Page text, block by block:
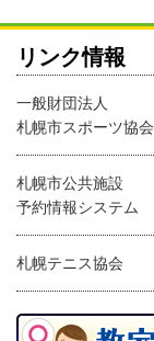
リンク情報
一般財団法人
札幌市スポーツ協会
札幌市公共施設
予約情報システム
札幌テニス協会